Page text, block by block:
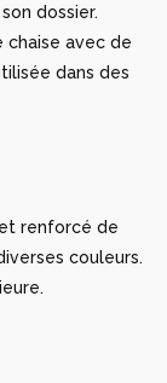
dossier.
chaise avec de
dans des
renforcé de
couleurs.